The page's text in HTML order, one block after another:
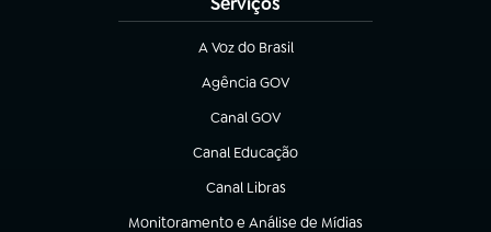
A Voz do Brasil
(abre em nova aba)
Agência GOV
(abre em nova aba)
Canal GOV
(abre em nova aba)
Canal Educação
(abre em nova aba)
Canal Libras
(abre em nova aba)
Monitoramento e Análise de Mídias